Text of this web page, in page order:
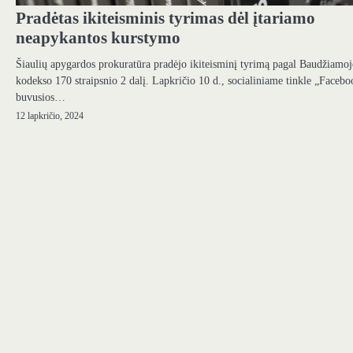
Pradėtas ikiteisminis tyrimas dėl įtariamo
neapykantos kurstymo
Šiaulių apygardos prokuratūra pradėjo ikiteisminį tyrimą pagal
kodekso 170 straipsnio 2 dalį. Lapkričio 10 d., socialiniame tinkle
buvusios…
12 lapkričio, 2024